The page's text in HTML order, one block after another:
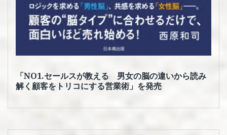
「NO1.セールスが教える 男女の脳の違いから読み
解く顧客をトリコにする営業術」を発売